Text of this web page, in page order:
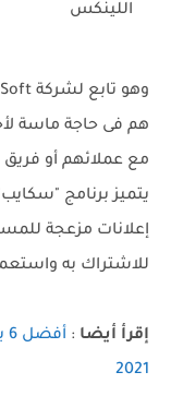
اللينكس
هم فى حاجة ماسة
مع عملائهم أو فريق
يتميز برنامج
إعلانات مزعجة
للاشتراك به
إقرأ أيضا :
2021